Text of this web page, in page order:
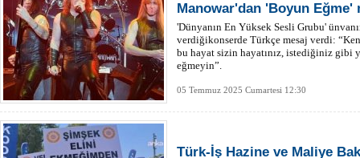
Manowar'dan 'Boyun Eğme'
'Dünyanın En Yüksek Sesli Grubu'
verdiğikonserde Türkçe mesaj verdi:
bu hayat sizin hayatınız, istediğiniz gibi
eğmeyin”.
05 Temmuz 2025 Cumartesi 12:30
Türk-İş Hazine ve Maliye